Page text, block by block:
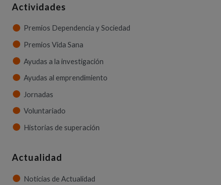
Actividades
Premios Dependencia y Sociedad
Premios Vida Sana
Ayudas a la investigación
Ayudas al emprendimiento
Jornadas
Voluntariado
Historias de superación
Actualidad
Noticias de Actualidad